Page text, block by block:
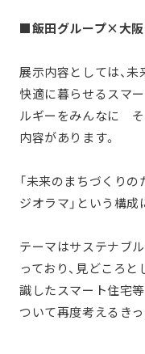
■飯田グループ×大阪
展示内容としては、
快適に暮らせるスマ
ルギーをみんなに そ
内容があります。
「未来のまちづくり
ジオラマ」という構成
テーマはサステナブ
っており、見どころと
識したスマート住宅等
ついて再度考えるき